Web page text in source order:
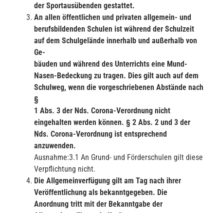
der Sportausübenden gestattet.
An allen öffentlichen und privaten allgemein- und
berufsbildenden Schulen ist während der Schulzeit
auf dem Schulgelände innerhalb und außerhalb von
Ge-
bäuden und während des Unterrichts eine Mund-
Nasen-Bedeckung zu tragen. Dies gilt auch auf dem
Schulweg, wenn die vorgeschriebenen Abstände nach
§
1 Abs. 3 der Nds. Corona-Verordnung nicht
eingehalten werden können. § 2 Abs. 2 und 3 der
Nds. Corona-Verordnung ist entsprechend
anzuwenden.
Ausnahme:3.1 An Grund- und Förderschulen gilt diese
Verpflichtung nicht.
Die Allgemeinverfügung gilt am Tag nach ihrer
Veröffentlichung als bekanntgegeben. Die
Anordnung tritt mit der Bekanntgabe der